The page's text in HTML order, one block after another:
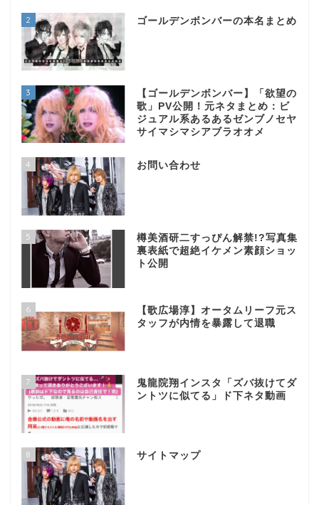
2 ゴールデンボンバーの本名まとめ
3
【ゴールデンボンバー】「欲望の
歌」PV公開！元ネタまとめ：ビ
ジュアル系あるあるゼンブノセヤ
サイマシマシアブラオオメ
4 お問い合わせ
5
樽美酒研二すっぴん解禁!?写真集
裏表紙で超絶イケメン素顔ショッ
ト公開
6
【歌広場淳】オータムリーフ元ス
タッフが内情を暴露して退職
7
鬼龍院翔インスタ「ズバ抜けてダ
ントツに似てる」ド下ネタ動画
8 サイトマップ